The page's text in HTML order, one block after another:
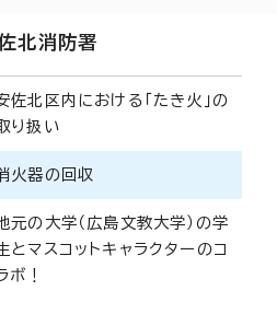
北消防署
佐北区内における「たき火」の
り扱い
火器の回収
元の大学（広島文教大学）の学
とマスコットキャラクターのコ
ボ！